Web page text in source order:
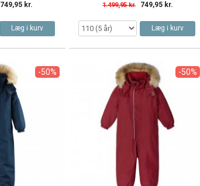
749,95 kr.
Læg i kurv
1.499,95 kr. 749,95 kr.
Læg i kurv
-50% -50%